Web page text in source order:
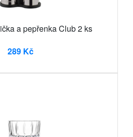
a pepřenka Club 2 ks
289 Kč